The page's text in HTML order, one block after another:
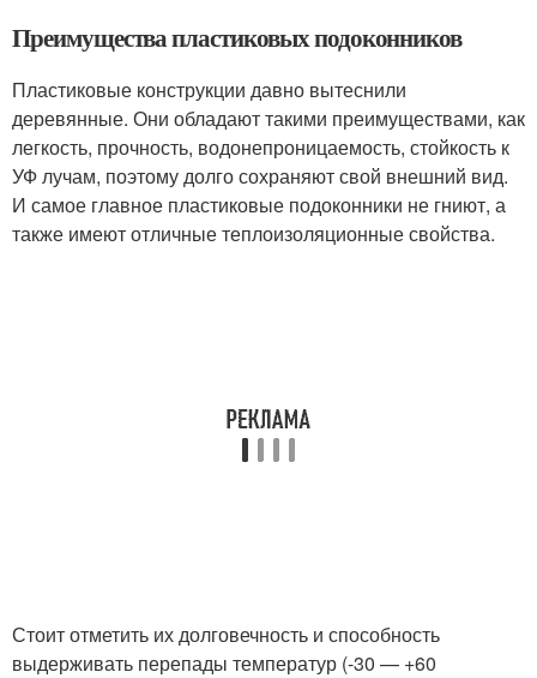
Преимущества пластиковых подоконников
Пластиковые конструкции давно вытеснили
деревянные. Они обладают такими преимуществами, как
легкость, прочность, водонепроницаемость, стойкость к
УФ лучам, поэтому долго сохраняют свой внешний вид.
И самое главное пластиковые подоконники не гниют, а
также имеют отличные теплоизоляционные свойства.
Стоит отметить их долговечность и способность
выдерживать перепады температур (-30 — +60